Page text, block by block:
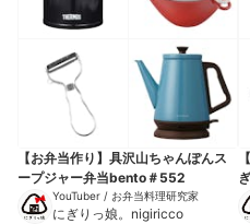
【お弁当作り】具沢山ちゃんぽんス
ープジャー弁当bento＃552
YouTuber / お弁当料理研究家
にぎりっ娘。nigiricco